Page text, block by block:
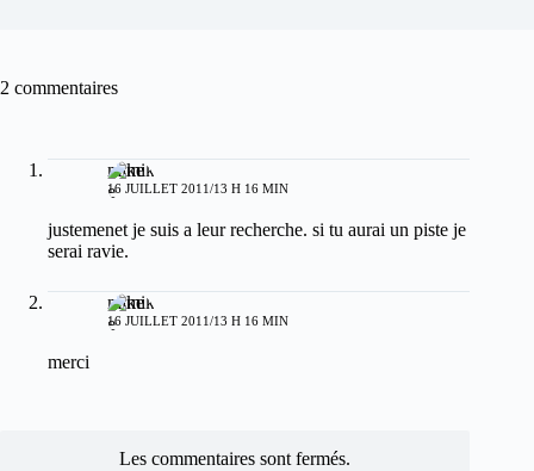
2 commentaires
mike
16 JUILLET 2011/13 H 16 MIN
justemenet je suis a leur recherche. si tu aurai un piste je
serai ravie.
mike
16 JUILLET 2011/13 H 16 MIN
merci
Les commentaires sont fermés.